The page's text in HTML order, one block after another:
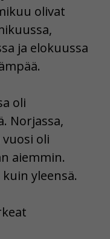
olivat
ja elokuussa
oli
Norjassa,
oli
aiemmin.
yleensä.